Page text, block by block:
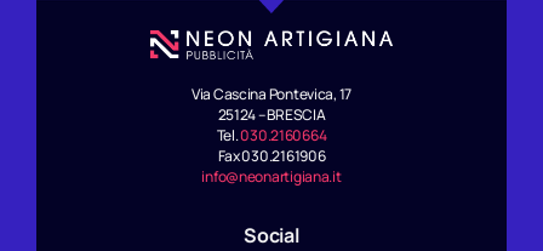
Via Cascina Pontevica, 17
25124 – BRESCIA
Tel.030.2160664
Fax 030.2161906
info@neonartigiana.it
Social